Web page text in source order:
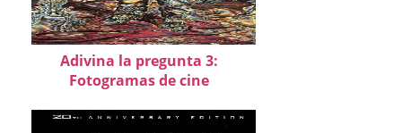
Adivina la pregunta 3:
Fotogramas de cine